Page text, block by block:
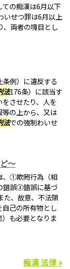
ての痴漢は6月以下
いせつ罪は6月以上
、両者の境目とし
例）に違反する
法176条）に該当す
させたり、人を
の上から、又は
法での強制わいせ
～
、①欺罔行為（相
錯誤③錯誤に基づ
た、故意、不法領
己の所有物とし
も必要となりま
痴漢 法律 »